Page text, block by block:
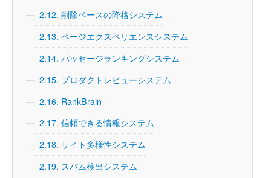
2.12. 削除ベースの降格システム
2.13. ページエクスペリエンスシステム
2.14. パッセージランキングシステム
2.15. プロダクトレビューシステム
2.16. RankBrain
2.17. 信頼できる情報システム
2.18. サイト多様性システム
2.19. スパム検出システム